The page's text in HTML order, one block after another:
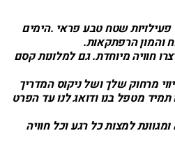
פעילויות שטח טבע פראי .הימים
והמון הרפתקאות.
חוויה מיוחדת. גם למלונות קסם
מרחוק שלך ושל ניקוס המדריך
מטפל בנו ודואג לנו עד הפרט
למצות כל רגע וכלחוויה